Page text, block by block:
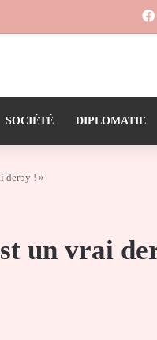
SOCIÉTÉ DIPLOMATIE
derby ! »
un vrai